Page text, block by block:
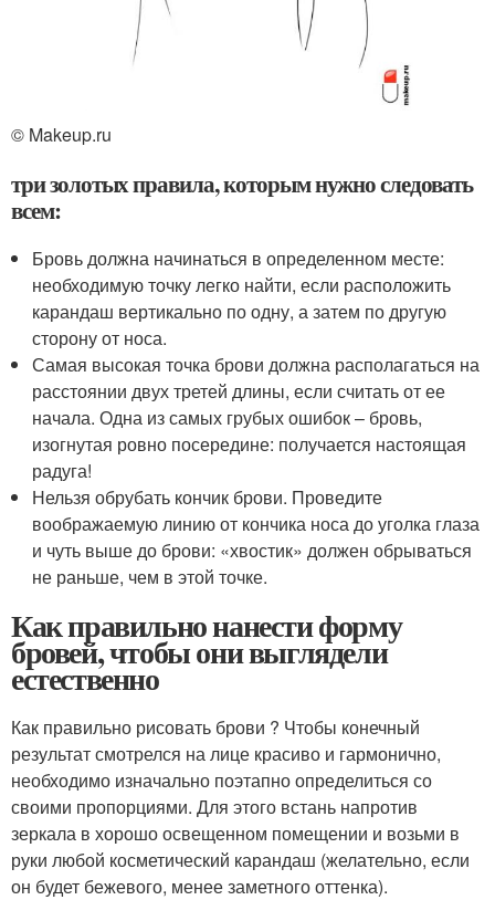
© Makeup.ru
три золотых правила, которым нужно следовать
всем:
Бровь должна начинаться в определенном месте:
необходимую точку легко найти, если расположить
карандаш вертикально по одну, а затем по другую
сторону от носа.
Самая высокая точка брови должна располагаться на
расстоянии двух третей длины, если считать от ее
начала. Одна из самых грубых ошибок – бровь,
изогнутая ровно посередине: получается настоящая
радуга!
Нельзя обрубать кончик брови. Проведите
воображаемую линию от кончика носа до уголка глаза
и чуть выше до брови: «хвостик» должен обрываться
не раньше, чем в этой точке.
Как правильно нанести форму
бровей, чтобы они выглядели
естественно
Как правильно рисовать брови ? Чтобы конечный
результат смотрелся на лице красиво и гармонично,
необходимо изначально поэтапно определиться со
своими пропорциями. Для этого встань напротив
зеркала в хорошо освещенном помещении и возьми в
руки любой косметический карандаш (желательно, если
он будет бежевого, менее заметного оттенка).